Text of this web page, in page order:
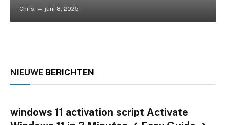
Chris juni 8, 2025
NIEUWE BERICHTEN
windows 11 activation script Activate